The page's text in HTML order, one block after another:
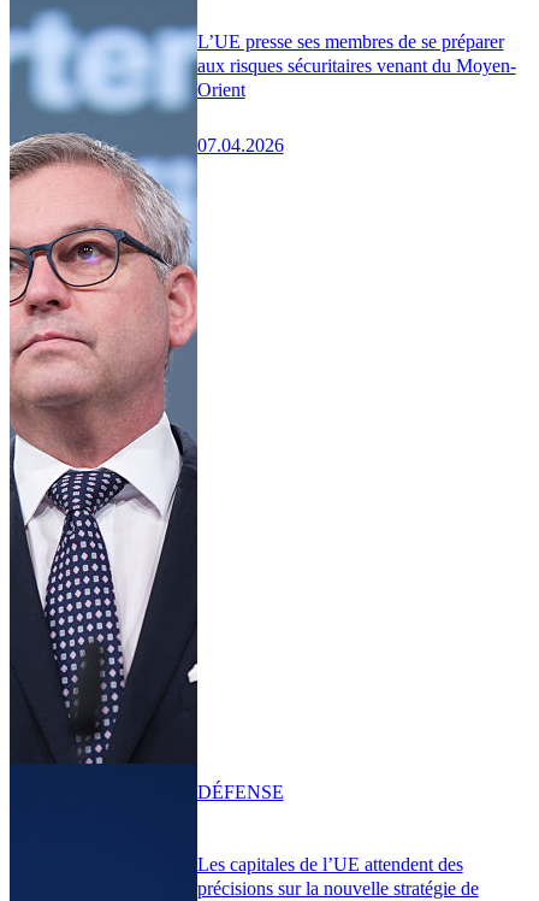
L’UE presse ses membres de se préparer
aux risques sécuritaires venant du Moyen-
Orient
07.04.2026
Les capitales de l’UE attendent des
précisions sur la nouvelle stratégie de
DÉFENSE